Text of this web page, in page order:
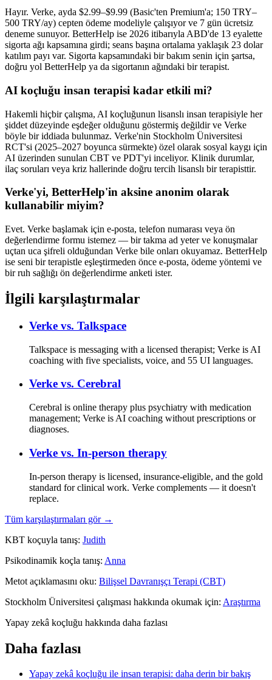
Hayır. Verke, ayda $2.99–$9.99 (Basic'ten Premium'a; 150 TRY–
500 TRY/ay) cepten ödeme modeliyle çalışıyor ve 7 gün ücretsiz
deneme sunuyor. BetterHelp ise 2026 itibarıyla ABD'de 13 eyalette
sigorta ağı kapsamına girdi; seans başına ortalama yaklaşık 23 dolar
katılım payı var. Sigorta kapsamındaki bir bakım senin için şartsa,
doğru yol BetterHelp ya da sigortanın ağındaki bir terapist.
AI koçluğu insan terapisi kadar etkili mi?
Hakemli hiçbir çalışma, AI koçluğunun lisanslı insan terapisiyle her
şiddet düzeyinde eşdeğer olduğunu göstermiş değildir ve Verke
böyle bir iddiada bulunmaz. Verke'nin Stockholm Üniversitesi
RCT'si (2025–2027 boyunca sürmekte) özel olarak sosyal kaygı için
AI üzerinden sunulan CBT ve PDT'yi inceliyor. Klinik durumlar,
ilaç soruları veya kriz hallerinde doğru tercih lisanslı bir terapisttir.
Verke'yi, BetterHelp'in aksine anonim olarak
kullanabilir miyim?
Evet. Verke başlamak için e-posta, telefon numarası veya ön
değerlendirme formu istemez — bir takma ad yeter ve konuşmalar
uçtan uca şifreli olduğundan Verke bile onları okuyamaz. BetterHelp
ise seni bir terapistle eşleştirmeden önce e-posta, ödeme yöntemi ve
bir ruh sağlığı ön değerlendirme anketi ister.
İlgili karşılaştırmalar
Verke vs. Talkspace
Talkspace is messaging with a licensed therapist; Verke is AI
coaching with five specialists, voice, and 55 UI languages.
Verke vs. Cerebral
Cerebral is online therapy plus psychiatry with medication
management; Verke is AI coaching without prescriptions or
diagnoses.
Verke vs. In-person therapy
In-person therapy is licensed, insurance-eligible, and the gold
standard for clinical work. Verke complements — it doesn't
replace.
Tüm karşılaştırmaları gör →
KBT koçuyla tanış: Judith
Psikodinamik koçla tanış: Anna
Metot açıklamasını oku: Bilişsel Davranışçı Terapi (CBT)
Stockholm Üniversitesi çalışması hakkında okumak için: Araştırma
Yapay zekâ koçluğu hakkında daha fazlası
Daha fazlası
Yapay zekâ koçluğu ile insan terapisi: daha derin bir bakış